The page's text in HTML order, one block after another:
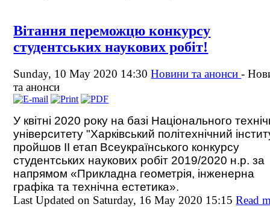
Вітання переможцю конкурсу
студентських наукових робіт!
Sunday, 10 May 2020 14:30Новини та анонси-
та анонси
У квітні 2020 року на базі Національного
університету "Харківський політехнічний
пройшов ІІ етап Всеукраїнського конкурсу
студентських наукових робіт 2019/2020 н.р. за
напрямом «Прикладна геометрія, інженерна
графіка та технічна естетика».
Last Updated on Saturday, 16 May 2020 15:15Read